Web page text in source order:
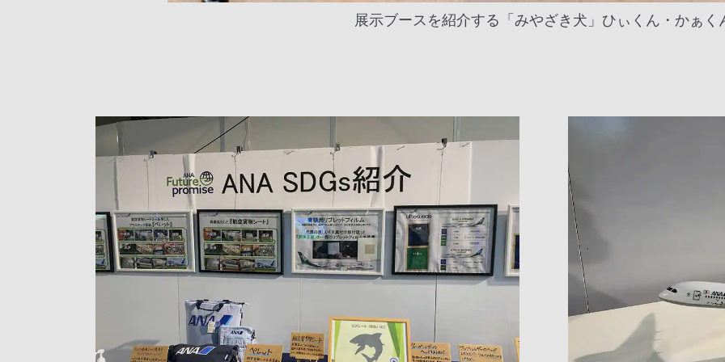
展示ブースを紹介する「みやざき犬」ひぃくん・かぁく